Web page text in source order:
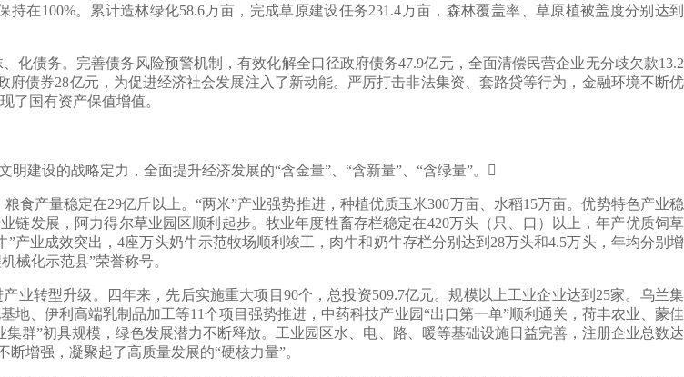
在100%。累计造林绿化58.6万亩，完成草原建设任务231.4万亩，森林覆盖率、草原植被盖度分别达到
债务。完善债务风险预警机制，有效化解全口径政府债务47.9亿元，全面清偿民营企业无分歧欠款13.2
债券28亿元，为促进经济社会发展注入了新动能。严厉打击非法集资、套路贷等行为，金融环境不断优
了国有资产保值增值。
设的战略定力，全面提升经济发展的“含金量”、“含新量”、“含绿量”。
产量稳定在29亿斤以上。“两米”产业强势推进，种植优质玉米300万亩、水稻15万亩。优势特色产业稳
链发展，阿力得尔草业园区顺利起步。牧业年度牲畜存栏稳定在420万头（只、口）以上，年产优质饲草
产业成效突出，4座万头奶牛示范牧场顺利竣工，肉牛和奶牛存栏分别达到28万头和4.5万头，年均分别增
械化示范县”荣誉称号。
转型升级。四年来，先后实施重大项目90个，总投资509.7亿元。规模以上工业企业达到25家。乌兰集
、伊利高端乳制品加工等11个项目强势推进，中药科技产业园“出口第一单”顺利通关，荷丰农业、蒙佳
群”初具规模，绿色发展潜力不断释放。工业园区水、电、路、暖等基础设施日益完善，注册企业总数达
增强，凝聚起了高质量发展的“硬核力量”。